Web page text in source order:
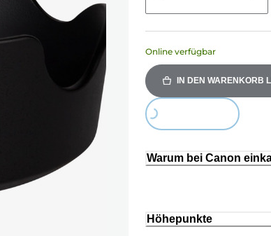
Online verfügbar
IN DEN WARENKORB
Loading...
Warum bei Canon
Höhepunkte